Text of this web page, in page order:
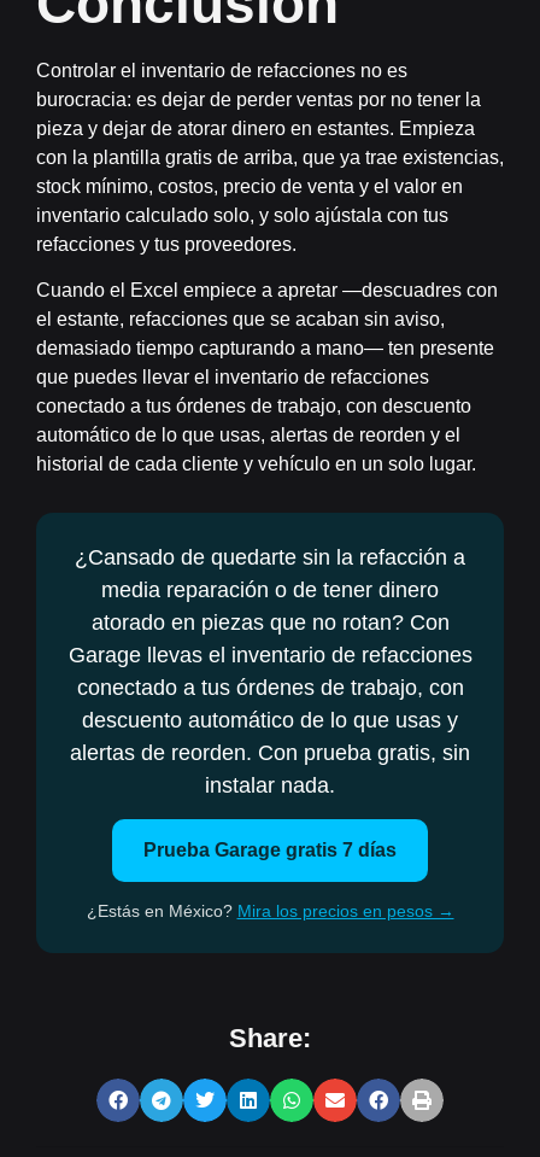
Controlar el inventario de refacciones no es
burocracia: es dejar de perder ventas por no tener la
pieza y dejar de atorar dinero en estantes. Empieza
con la plantilla gratis de arriba, que ya trae existencias,
stock mínimo, costos, precio de venta y el valor en
inventario calculado solo, y solo ajústala con tus
refacciones y tus proveedores.
Cuando el Excel empiece a apretar —descuadres con
el estante, refacciones que se acaban sin aviso,
demasiado tiempo capturando a mano— ten presente
que puedes llevar el inventario de refacciones
conectado a tus órdenes de trabajo, con descuento
automático de lo que usas, alertas de reorden y el
historial de cada cliente y vehículo en un solo lugar.
¿Cansado de quedarte sin la refacción a
media reparación o de tener dinero
atorado en piezas que no rotan? Con
Garage llevas el inventario de refacciones
conectado a tus órdenes de trabajo, con
descuento automático de lo que usas y
alertas de reorden. Con prueba gratis, sin
instalar nada.
Prueba Garage gratis 7 días
¿Estás en México? Mira los precios en pesos →
Share: